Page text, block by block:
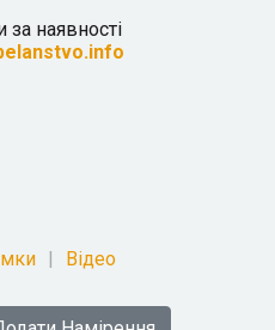
за наявності
Відео